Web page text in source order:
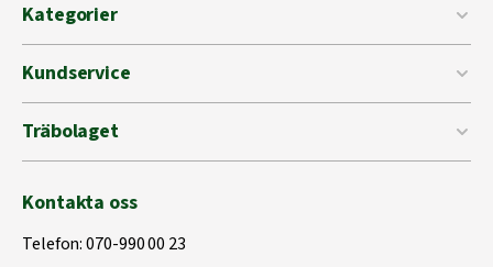
Kategorier
Kundservice
Träbolaget
Kontakta oss
Telefon:070-990 00 23